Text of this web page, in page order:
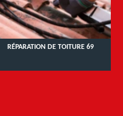
RÉPARATION DE TOITURE 69